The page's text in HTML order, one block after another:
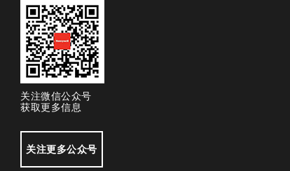
关注微信公众号
获取更多信息
关注更多公众号